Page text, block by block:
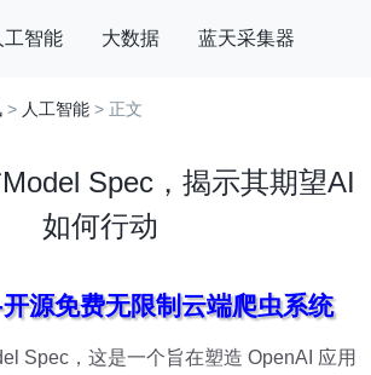
工智能 大数据 蓝天采集器
索
> 人工智能 > 正文
Spec，揭示其期望AI
如何行动
源免费无限制云端爬虫系统
Spec，这是一个旨在塑造 OpenAI 应用